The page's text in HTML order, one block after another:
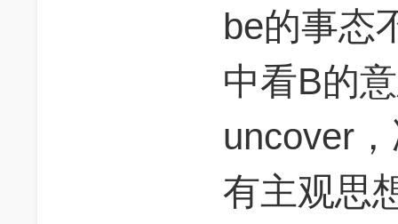
be的事态
中看B的
uncover
有主观思